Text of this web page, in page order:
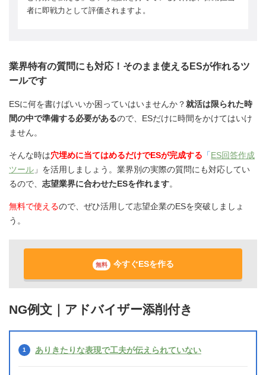
者に即戦力として評価されますよ。
業界特有の質問にも対応！そのまま使えるESが作れるツ
ールです
ESに何を書けばいいか困っていはいませんか？就活は限られた時
間の中で準備する必要があるので、ESだけに時間をかけてはいけ
ません。
そんな時は穴埋めに当てはめるだけでESが完成する 「ES回答作成
ツール 」を活用しましょう。業界別の実際の質問にも対応してい
るので、 志望業界に合わせたESを作れます。
無料で使えるので、ぜひ活用して志望企業のESを突破しましょ
う。
無料 今すぐESを作る
NG例文｜アドバイザー添削付き
ありきたりな表現で工夫が伝えられていない